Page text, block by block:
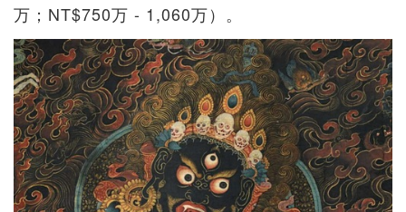
万；NT$750万 - 1,060万）。